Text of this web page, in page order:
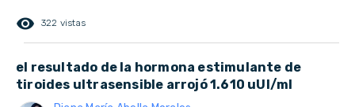
remove_red_eye 322 vistas
el resultado de la hormona estimulante de
tiroides ultrasensible arrojó 1.610 uUl/ml